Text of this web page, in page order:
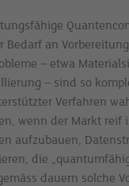
Bedarf an
– etwa
– sind so
Verfahren
wenn der Markt reif
aufzubauen,
die
dauern solche